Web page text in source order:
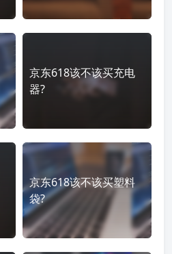
京东618该不该买充电
器?
京东618该不该买塑料
袋?